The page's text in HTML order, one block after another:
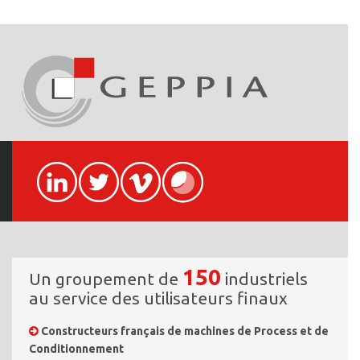
Un groupement de 150 industriels
au service des utilisateurs finaux
Constructeurs français de machines de Process et de
Conditionnement